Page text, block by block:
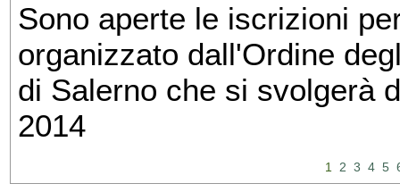
Sono aperte le iscrizioni
organizzato dall'Ordine
di Salerno che si svolgerà
2014
1 2 3 4 5